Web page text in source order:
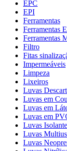
EPC
EPI
Ferramentas
Ferramentas
Ferramentas
Filtro
Fitas
Impermeáveis
Limpeza
Lixeiros
Luvas
Luvas em
Luvas em
Luvas em
Luvas
Luvas
Luvas